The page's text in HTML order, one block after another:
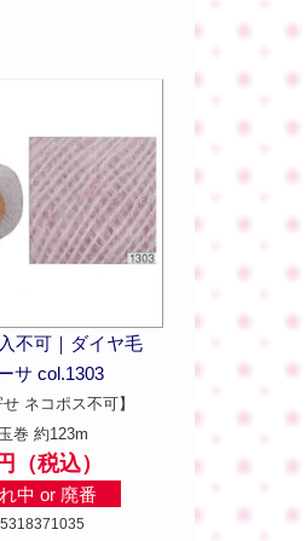
不可｜ダイヤ毛
サ col.1303
せ ネコポス不可】
巻 約123m
（税込）
中 or 廃番